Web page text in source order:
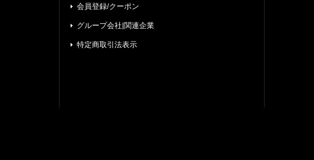
会員登録/クーポン
グループ会社|関連企業
特定商取引法表示